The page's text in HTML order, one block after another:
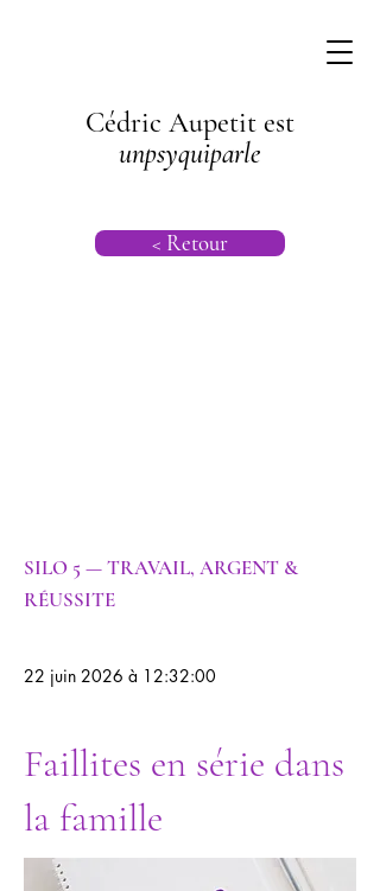
Cédric Aupetit est
unpsyquiparle
< Retour
SILO 5 — TRAVAIL, ARGENT &
RÉUSSITE
22 juin 2026 à 12:32:00
Faillites en série dans
la famille